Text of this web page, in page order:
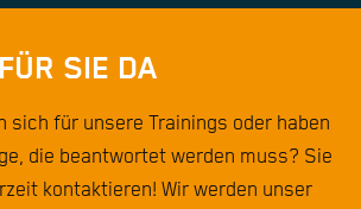
SIE DA
sich für unsere Trainings oder haben
die beantwortet werden muss? Sie
kontaktieren! Wir werden unser